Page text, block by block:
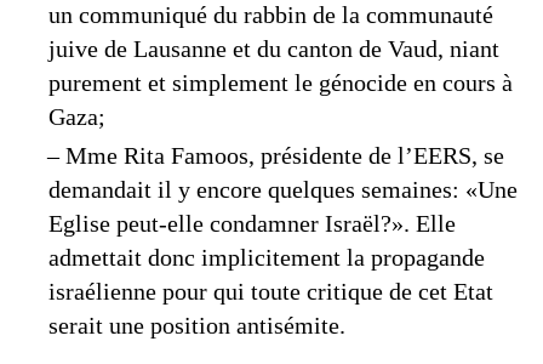
un communiqué du rabbin de la communauté
juive de Lausanne et du canton de Vaud, niant
purement et simplement le génocide en cours à
Gaza;
– Mme Rita Famoos, présidente de l’EERS, se
demandait il y encore quelques semaines: «Une
Eglise peut-elle condamner Israël?». Elle
admettait donc implicitement la propagande
israélienne pour qui toute critique de cet Etat
serait une position antisémite.